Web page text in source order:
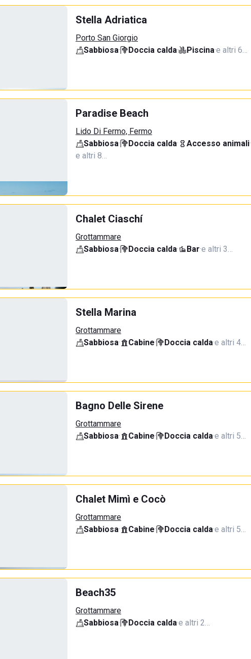
Stella Adriatica
Porto San Giorgio
Sabbiosa· Doccia calda· Piscina·e altri 6…
Paradise Beach
Lido Di Fermo, Fermo
Sabbiosa· Doccia calda· Accesso animali·
e altri 8…
Chalet Ciaschí
Grottammare
Sabbiosa· Doccia calda· Bar·e altri 3…
Stella Marina
Grottammare
Sabbiosa· Cabine· Doccia calda·e altri 4…
Bagno Delle Sirene
Grottammare
Sabbiosa· Cabine· Doccia calda·e altri 5…
Chalet Mimì e Cocò
Grottammare
Sabbiosa· Cabine· Doccia calda·e altri 5…
Beach35
Grottammare
Sabbiosa· Doccia calda·e altri 2…